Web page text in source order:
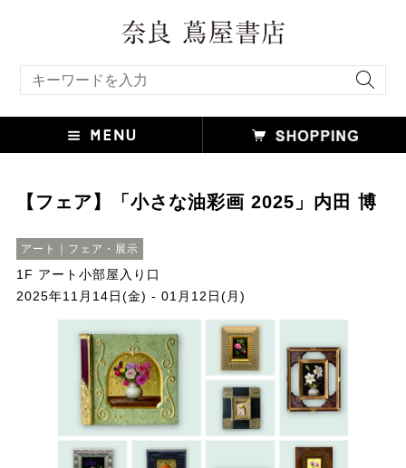
【フェア】「小さな油彩画 2025」内田 博
アート｜フェア・展示
1F アート小部屋入り口
2025年11月14日(金) - 01月12日(月)